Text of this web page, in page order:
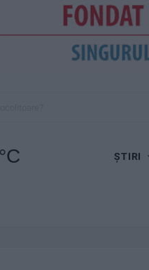
ȘTIRI